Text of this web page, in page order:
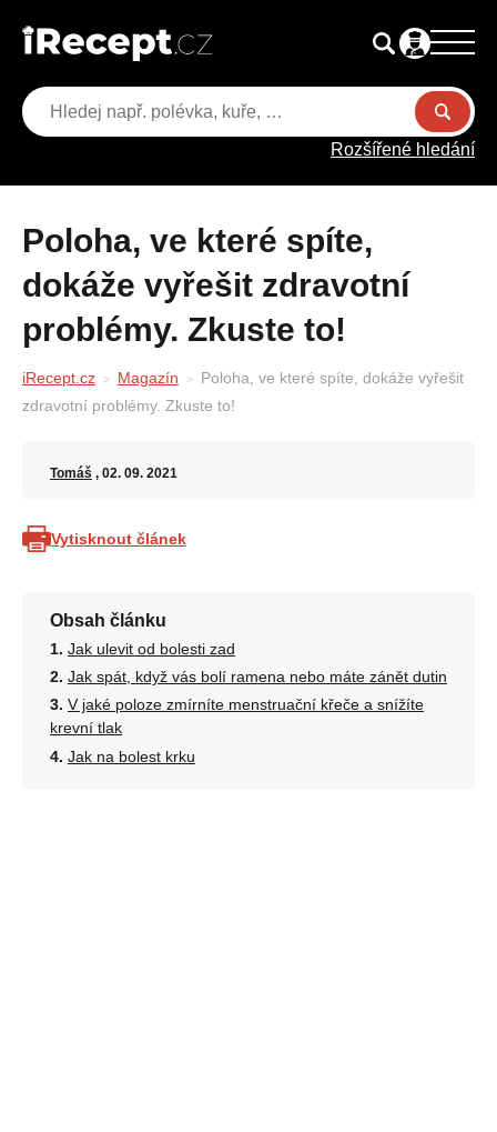
Rozšířené hledání
Poloha, ve které spíte,
dokáže vyřešit zdravotní
problémy. Zkuste to!
iRecept.cz Magazín
Poloha, ve které spíte, dokáže vyřešit
zdravotní problémy. Zkuste to!
Tomáš , 02. 09. 2021
Vytisknout článek
Obsah článku
Jak ulevit od bolesti zad
Jak spát, když vás bolí ramena nebo máte zánět dutin
V jaké poloze zmírníte menstruační křeče a snížíte
krevní tlak
Jak na bolest krku